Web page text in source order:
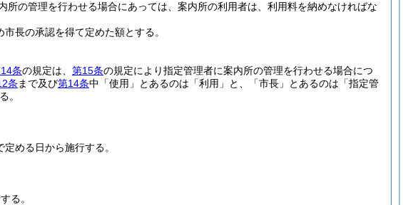
所の管理を行わせる場合にあっては、案内所の利用者は、利用料を納めなければな
長の承認を得て定めた額とする。
条の規定は、 第15条の規定により指定管理者に案内所の管理を行わせる場合につ
条 まで及び第14条中「使用」とあるのは「利用」と、「市長」とあるのは「指定管
。
める日から施行する。
る。